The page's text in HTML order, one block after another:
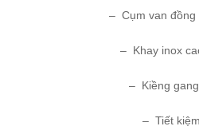
– Cụm van đồng
– Khay inox
– Kiềng
– Tiết